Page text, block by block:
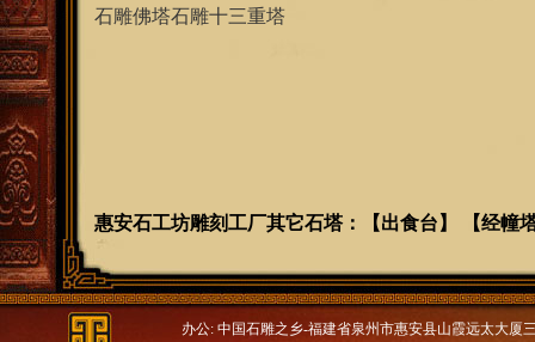
石雕佛塔石雕十三重塔
惠安石工坊雕刻工厂其它石塔： 【出食台 】 【经幢
办公: 中国石雕之乡-福建省泉州市惠安县山霞远太大厦